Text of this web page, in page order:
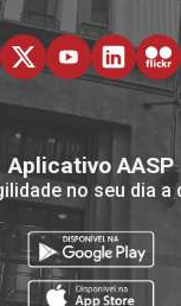
Aplicativo AASP
no seu dia a